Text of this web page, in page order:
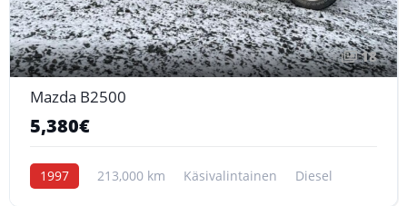
18
Mazda B2500
5,380€
1997 213,000 km Käsivalintainen Diesel